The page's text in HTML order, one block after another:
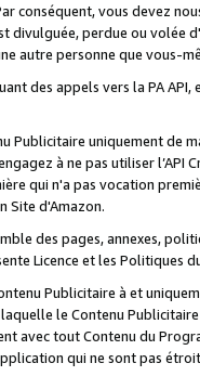
conséquent, vous devez
divulguée, perdue ou volée
autre personne que vous-
des appels vers la PA
Publicitaire uniquement de
à ne pas utiliser l’API
qui n'a pas vocation
Site d'Amazon.
des pages, annexes,
Licence et les Politiques
Publicitaire à et
le Contenu
avec tout Contenu du
qui ne sont pas